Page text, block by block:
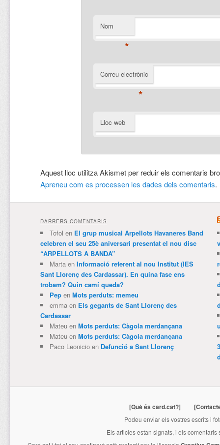
Nom
*
Correu electrònic
*
Lloc web
Aquest lloc utilitza Akismet per reduir els comentaris
Apreneu com es processen les dades dels comentaris.
DARRERS COMENTARIS
Tofol en El grup musical Arpellots Havaneres Band
celebren el seu 25è aniversari presentat el nou disc
“ARPELLOTS A BANDA”
Martaen Informació referent al nou Institut (IES
Sant Llorenç des Cardassar). En quina fase ens
trobam? Quin camí queda?
Pepen Mots perduts: memeu
emmaen Els gegants de Sant Llorenç des
Cardassar
Mateuen Mots perduts: Càgola merdançana
Mateuen Mots perduts: Càgola merdançana
Paco Leonicioen Defunció a Sant Llorenç
[Què és card.cat?]
Podeu enviar els vostres escrits i
Els articles estan signats, i els